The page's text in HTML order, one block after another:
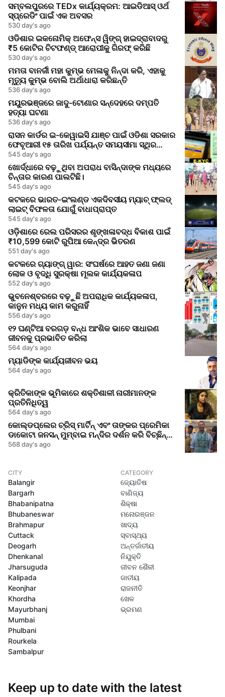
ସମ୍ବଲପୁରରେ TEDx କାର୍ଯ୍ୟକ୍ରମ: ଆଇଡିଆସ୍ ଓର୍ଥ
ସ୍ପ୍ରେଡିଂ ପାଇଁ ଏକ ଅବସର
530 day's ago
ଓଡିଶାର ଇକନୋମିକ୍ ଅଫେନ୍ସ ୱିଙ୍ଗ୍ ହାଇଦ୍ରାବାଦରୁ
₹5 କୋଟିର ଚିଟଫଣ୍ଡ୍ ଆରୋପୀକୁ ଗିରଫ୍ କରିଛି
530 day's ago
ମମତା ବାନର୍ଜୀ ମହା କୁମ୍ଭ ମେଳାକୁ ନିନ୍ଦା କରି, ଏହାକୁ
ମୃତ୍ୟୁ କୁମ୍ଭ ବୋଲି ଅର୍ଥାଧାରା କରିଛନ୍ତି
536 day's ago
ମୟୁରଭଞ୍ଜରେ ଜାଦୁ-ଟୋଣାର ସନ୍ଦେହରେ ଦମ୍ପତି
ହତ୍ୟା ଘଟଣା
536 day's ago
ରାସନ କାର୍ଡର ଇ-କେୱାଇସି ଯାଞ୍ଚ ପାଇଁ ଓଡିଶା ସରକାର
ଫେବୃଆରୀ ୧୫ ତାରିଖ ପର୍ଯ୍ୟନ୍ତ ସମୟସୀମା ସ୍ଥିର
କରିଛନ୍ତି
545 day's ago
ଖୋର୍ଦ୍ଧାରେ ବଢ଼ୁଥିବା ଅପରାଧ ବାସିନ୍ଦାଙ୍କ ମଧ୍ୟରେ
ଚିନ୍ତାର କାରଣ ପାଲଟିଛି।
545 day's ago
କଟକରେ ଭାରତ-ଇଂଲଣ୍ଡ ଏକଦିବସୀୟ ମ୍ୟାଚ୍ ଫ୍ଲଡ୍
ଲାଇଟ୍ ବିଫଳତା ଯୋଗୁଁ ବାଧାପ୍ରାପ୍ତ
545 day's ago
ଓଡ଼ିଶାରେ ରେଲ ପରିସରର ଶୃଙ୍ଖଳାବଦ୍ଧ ବିକାଶ ପାଇଁ
₹10,599 କୋଟି ରୁପିଆ କେନ୍ଦ୍ର ଭିତରଣ
551 day's ago
କଟକରେ ଗ୍ୟାଙ୍ଗ୍ ୱାର: ସଂଘର୍ଷରେ ଆହତ ଜଣା ଜଣା
ଲୋକ ଓ ବୃଦ୍ଧି ସୁରକ୍ଷା ମୂଲକ କାର୍ଯ୍ୟକଳାପ
552 day's ago
ଭୁବନେଶ୍ବରରେ ବଢ଼ୁଛି ଅପରାଧିକ କାର୍ଯ୍ୟକଳାପ,
କାନୁନ ମଧ୍ୟ କାମ କରୁନାହିଁ
556 day's ago
୧୨ ଘଣ୍ଟିଆ ବରଗଡ଼ ବନ୍ଧ ଆଂଶିକ ଭାବେ ସାଧାରଣ
ଜୀବନକୁ ପ୍ରଭାବିତ କରିଲା
564 day's ago
ମ୍ୟାଡିଙ୍କ କାର୍ଯ୍ୟଜୀବନ ଭୟ
564 day's ago
କ୍ରିତିକାଙ୍କ ଭୂମିକାରେ ଶକ୍ତିଶାଳୀ ନାରୀମାନଙ୍କ
ପ୍ରତିନିଧିତ୍ୱ
564 day's ago
କୋଲ୍ଡପ୍ଲେର ଚ୍ରିସ୍ ମାର୍ଟିନ୍ ଏବଂ ତାଙ୍କର ପ୍ରେମିକା
ଡାକୋଟା ଜନସନ୍ ମୁମ୍ବାଇ ମନ୍ଦିର ଦର୍ଶନ କରି ବିଚ୍ଛିନ୍ନ
ଅଭିଯୋଗକୁ ମିଠା ଦେଲେ
568 day's ago
CITY
Balangir
Bargarh
Bhabanipatna
Bhubaneswar
Brahmapur
Cuttack
Deogarh
Dhenkanal
Jharsuguda
Kalipada
Keonjhar
Khordha
Mayurbhanj
Mumbai
Phulbani
Rourkela
Sambalpur
CATEGORY
ଜ୍ୟୋତିଷ
ବାଣିଜ୍ୟ
ଶିକ୍ଷା
ମନୋରଞ୍ଜନ
ଖାଦ୍ୟ
ସ୍ବାସ୍ଥ୍ୟ
ଅନ୍ତର୍ଜାତୀୟ
ନିଯୁକ୍ତି
ଜୀବନ ଶୈଳୀ
ଜାତୀୟ
ରାଜନୀତି
ଖେଳ
ଭ୍ରମଣ
Keep up to date with the latest